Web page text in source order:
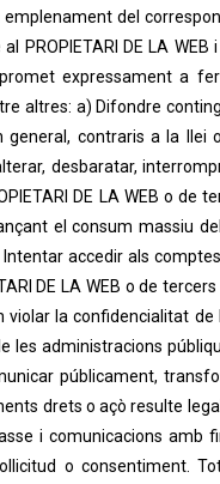
del
DE LA
expressament a
altres: a) Difondre
contraris a la llei
desbaratar,
DE LA WEB o de
el consum massiu
Intentar accedir als
DE LA WEB o de
la confidencialitat de
administracions
públicament,
drets o açò resulte
i comunicacions amb
o consentiment.